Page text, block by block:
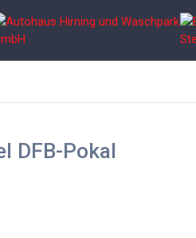
DFB-Pokal
100 Jahre Partnerverein FC